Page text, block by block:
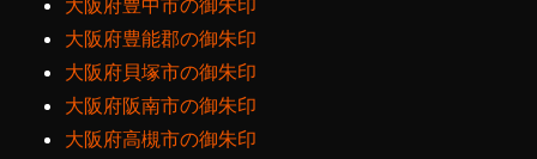
大阪府豊中市の御朱印
大阪府豊能郡の御朱印
大阪府貝塚市の御朱印
大阪府阪南市の御朱印
大阪府高槻市の御朱印